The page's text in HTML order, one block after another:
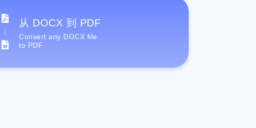
从 DOCX 到 PDF
Convert any DOCX file
to PDF